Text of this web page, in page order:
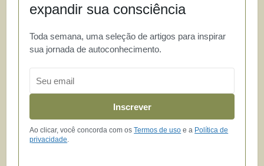
expandir sua consciência
Toda semana, uma seleção de artigos para inspirar
sua jornada de autoconhecimento.
Inscrever
Ao clicar, você concorda com osTermos de uso e a Política de
privacidade.